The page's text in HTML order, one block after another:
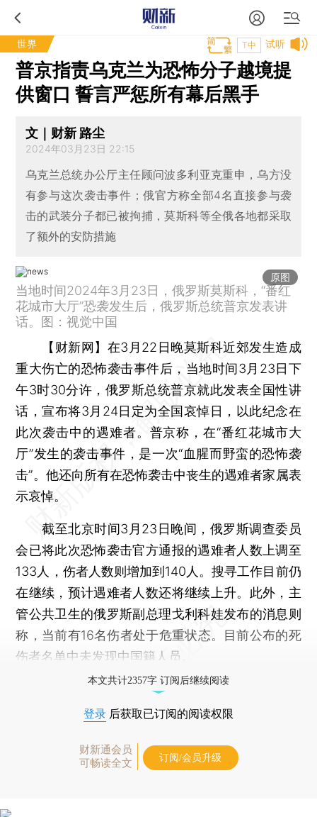
世界 试听
T中
普京指责乌克兰为恐怖分子越境提
供窗口 誓言严惩所有幕后黑手
文｜财新 路尘
2024年03月23日 22:15
乌克兰总统办公厅主任顾问波多利亚克重申，乌方没
有参与这次袭击事件；俄官方称全部4名直接参与袭
击的武装分子都已被拘捕，莫斯科等全俄各地都采取
了额外的安防措施
原图
当地时间2024年3月23日，俄罗斯莫斯科，“番红
花城市大厅”恐袭发生后，俄罗斯总统普京发表讲
话。图：视觉中国
【财新网】 在3月22日晚莫斯科近郊发生造成
重大伤亡的恐怖袭击事件后，当地时间3月23日下
午3时30分许，俄罗斯总统普京就此发表全国性讲
话，宣布将3月24日定为全国哀悼日，以此纪念在
此次袭击中的遇难者。普京称，在“番红花城市大
厅”发生的袭击事件，是一次“血腥而野蛮的恐怖袭
击”。他还向所有在恐怖袭击中丧生的遇难者家属表
示哀悼。
截至北京时间3月23日晚间，俄罗斯调查委员
会已将此次恐怖袭击官方通报的遇难者人数上调至
133人，伤者人数则增加到140人。搜寻工作目前仍
在继续，预计遇难者人数还将继续上升。此外，主
管公共卫生的俄罗斯副总理戈利科娃发布的消息则
称，当前有16名伤者处于危重状态。目前公布的死
伤者名单中未发现中国籍人员。
本文共计2357字 订阅后继续阅读
登录 后获取已订阅的阅读权限
财新通会员
可畅读全文
订阅/会员升级